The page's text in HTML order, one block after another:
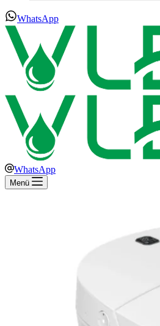
WhatsApp
WhatsApp
Menü